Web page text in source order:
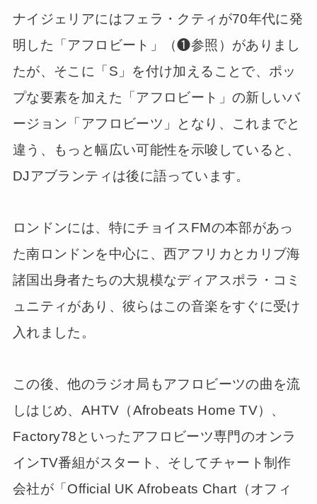
ナイジェリアにはフェラ・クティが70年代に発
明した「アフロビート」（❶参照）がありまし
たが、そこに「S」を付け加えることで、ポッ
プな要素を加えた「アフロビート」の新しいバ
ージョン「アフロビーツ」となり、これまでと
違う、もっと幅広い可能性を示唆していると、
DJアブランティは後に語っています。
ロンドンには、特にチョイスFMの本部があっ
た南ロンドンを中心に、西アフリカとカリブ海
諸国出身者たちの大規模なディアスポラ・コミ
ュニティがあり、彼らはこの音楽をすぐに受け
入れました。
この後、他のラジオ局もアフロビーツの曲を流
しはじめ、AHTV（Afrobeats Home TV）、
Factory78といったアフロビーツ専門のオンラ
インTV番組がスタート、そしてチャート制作
会社が「Official UK Afrobeats Chart（オフィ